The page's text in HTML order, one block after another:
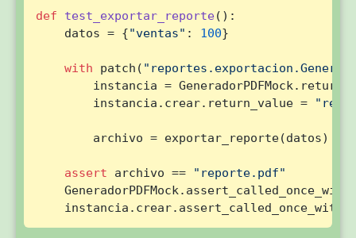
def test_exportar_reporte():
    datos = {
"ventas" : 100}
with patch(
instancia =
        instancia.crear.return_value =
        archivo = exportar_reporte(datos)
assert archivo ==
"reporte.pdf"